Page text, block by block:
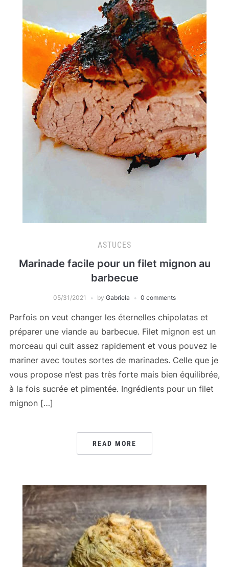
ASTUCES
Marinade facile pour un filet mignon au
barbecue
05/31/2021 by Gabriela 0 comments
Parfois on veut changer les éternelles chipolatas et
préparer une viande au barbecue. Filet mignon est un
morceau qui cuit assez rapidement et vous pouvez le
mariner avec toutes sortes de marinades. Celle que je
vous propose n’est pas très forte mais bien équilibrée,
à la fois sucrée et pimentée. Ingrédients pour un filet
mignon […]
READ MORE